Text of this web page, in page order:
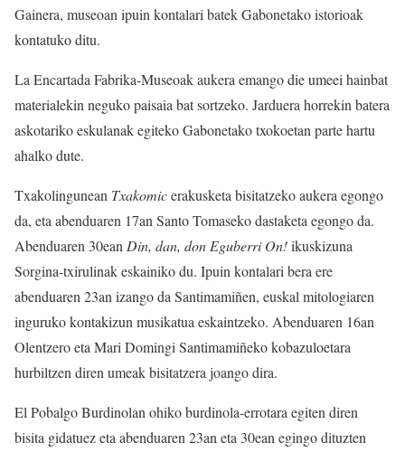
Gainera, museoan ipuin kontalari batek Gabonetako istorioak
kontatuko ditu.
La Encartada Fabrika-Museoak aukera emango die umeei hainbat
materialekin neguko paisaia bat sortzeko. Jarduera horrekin batera
askotariko eskulanak egiteko Gabonetako txokoetan parte hartu
ahalko dute.
Txakolingunean Txakomicerakusketa bisitatzeko aukera egongo
da, eta abenduaren 17an Santo Tomaseko dastaketa egongo da.
Abenduaren 30eanDin, dan, don Eguberri On!ikuskizuna
Sorgina-txirulinak eskainiko du. Ipuin kontalari bera ere
abenduaren 23an izango da Santimamiñen, euskal mitologiaren
inguruko kontakizun musikatua eskaintzeko. Abenduaren 16an
Olentzero eta Mari Domingi Santimamiñeko kobazuloetara
hurbiltzen diren umeak bisitatzera joango dira.
El Pobalgo Burdinolan ohiko burdinola-errotara egiten diren
bisita gidatuez eta abenduaren 23an eta 30ean egingo dituzten